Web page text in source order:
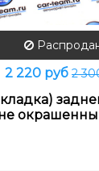
2 220 руб 2
не